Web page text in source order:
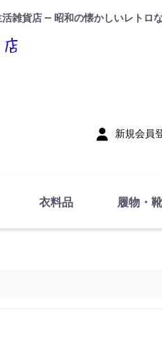
雑貨店 — 昭和の懐かしいレトロ
新規会員
衣料品 履物・靴